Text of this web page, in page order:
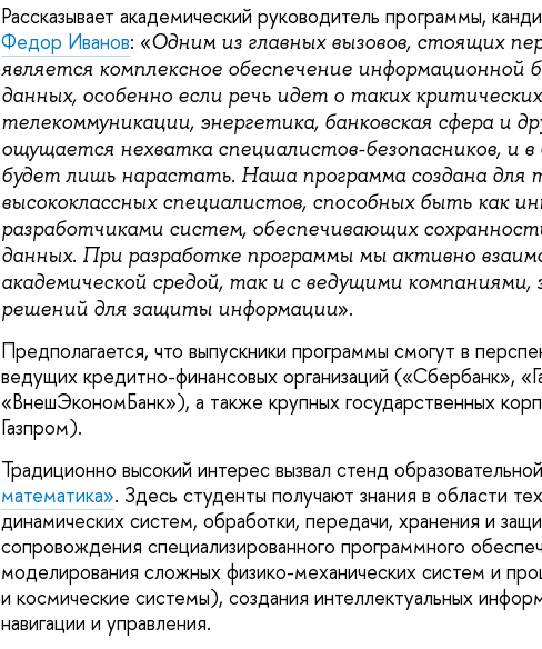
Рассказывает академический руководитель программы,
Федор Иванов: «Одним из главных вызовов, стоящих
является комплексное обеспечение информационной
данных, особенно если речь идет о таких
телекоммуникации, энергетика, банковская сфера и
ощущается нехватка специалистов-безопасников, и
будет лишь нарастать. Наша программа создана для
высококлассных специалистов, способных быть как
разработчиками систем, обеспечивающих
данных. При разработке программы мы активно
академической средой, так и с ведущими
решений для защиты информации».
Предполагается, что выпускники программы смогут в
ведущих кредитно-финансовых организаций («Сбербанк»,
«ВнешЭкономБанк»), а также крупных государственных
Газпром).
Традиционно высокий интерес вызвал стенд
математика». Здесь студенты получают знания в области
динамических систем, обработки, передачи, хранения и
сопровождения специализированного программного
моделирования сложных физико-механических систем и
и космические системы), создания интеллектуальных
навигации и управления.